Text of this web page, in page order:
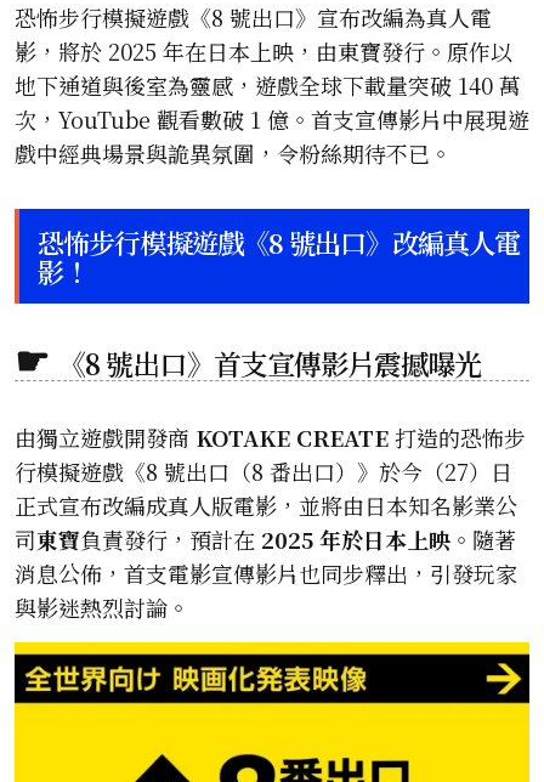
恐怖步行模擬遊戲《8 號出口》宣布改編為真人電
影，將於 2025 年在日本上映，由東寶發行。原作以
地下通道與後室為靈感，遊戲全球下載量突破 140 萬
次，YouTube 觀看數破 1 億。首支宣傳影片中展現遊
戲中經典場景與詭異氛圍，令粉絲期待不已。
恐怖步行模擬遊戲《8 號出口》改編真人電
影！
《8 號出口》首支宣傳影片震撼曝光
由獨立遊戲開發商 KOTAKE CREATE打造的恐怖步
行模擬遊戲《8 號出口（8 番出口）》於今（27）日
正式宣布改編成真人版電影，並將由日本知名影業公
司東寶負責發行，預計在 2025 年於日本上映 。隨著
消息公佈，首支電影宣傳影片也同步釋出，引發玩家
與影迷熱烈討論。